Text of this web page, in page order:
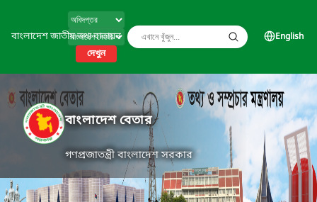
বাংলাদেশ জাতীয় তথ্য বাতায়ন
দেখুন
English
বাংলাদেশ বেতার
গণপ্রজাতন্ত্রী বাংলাদেশ সরকার